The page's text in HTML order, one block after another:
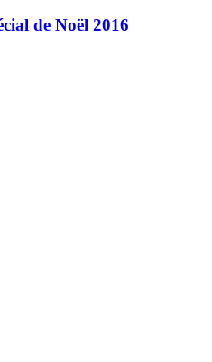
de Noël 2016